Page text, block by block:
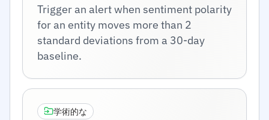
Trigger an alert when sentiment polarity
for an entity moves more than 2
standard deviations from a 30-day
baseline.
学術的な